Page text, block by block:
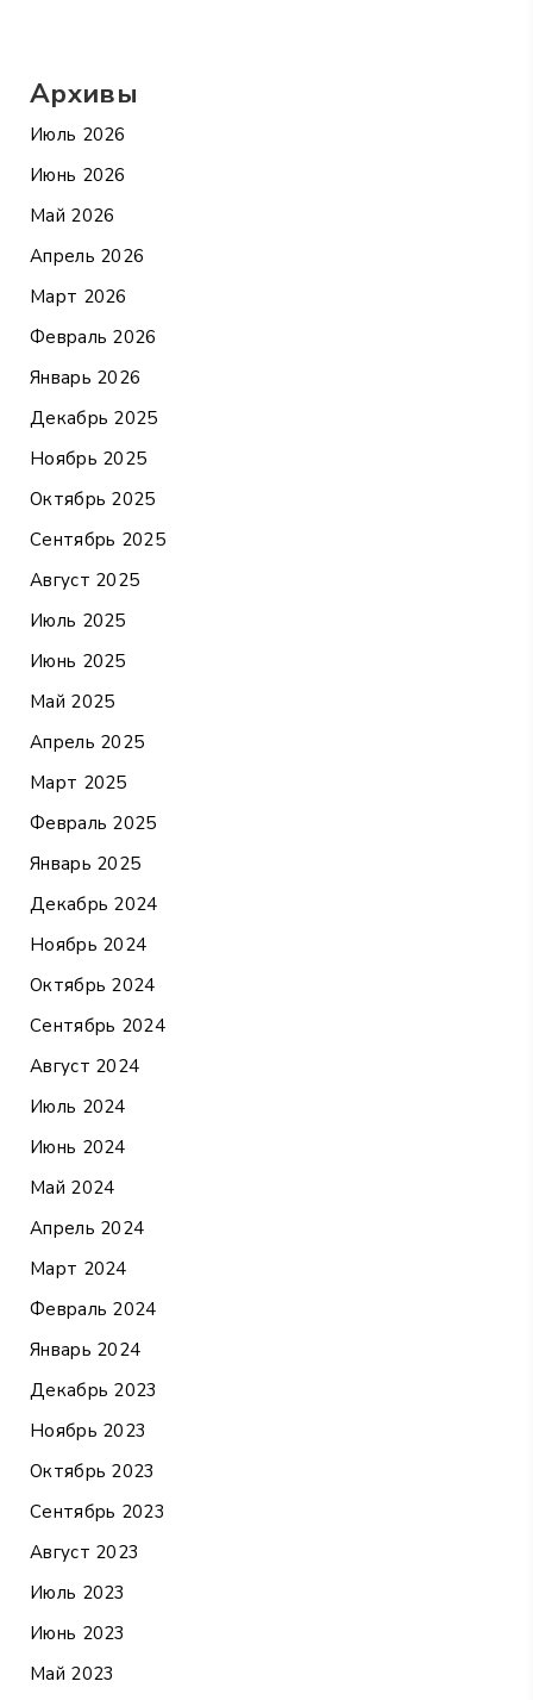
Архивы
Июль 2026
Июнь 2026
Май 2026
Апрель 2026
Март 2026
Февраль 2026
Январь 2026
Декабрь 2025
Ноябрь 2025
Октябрь 2025
Сентябрь 2025
Август 2025
Июль 2025
Июнь 2025
Май 2025
Апрель 2025
Март 2025
Февраль 2025
Январь 2025
Декабрь 2024
Ноябрь 2024
Октябрь 2024
Сентябрь 2024
Август 2024
Июль 2024
Июнь 2024
Май 2024
Апрель 2024
Март 2024
Февраль 2024
Январь 2024
Декабрь 2023
Ноябрь 2023
Октябрь 2023
Сентябрь 2023
Август 2023
Июль 2023
Июнь 2023
Май 2023